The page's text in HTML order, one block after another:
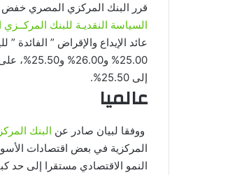
قرر البنك المركزي المصري خفض أسعار
السياسة النقديـة للبنك
إلى 25.50%.
عالميا
ووفقا لبيان صادر عن البنك
المركزية في بعض اقتصادات
النمو الاقتصادي مستقرا إلى حد